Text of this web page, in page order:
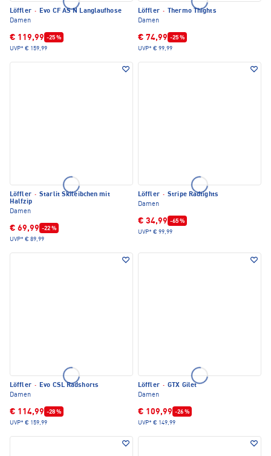
Löffler · Evo CF AS N Langlaufhose
Damen
€ 119,99 -25 %
UVP* € 159,99
Löffler ·
Thermo Thights
Damen
€ 74,99 -25 %
UVP* € 99,99
Löffler · Starlit Skileibchen mit
Halfzip
Damen
€ 69,99 -22 %
UVP* € 89,99
Löffler · Stripe Radtights
Damen
€ 34,99 -65 %
UVP* € 99,99
Löffler · Evo CSL Radshorts
Damen
€ 114,99 -28 %
UVP* € 159,99
Löffler · GTX Gilet
Damen
€ 109,99 -26 %
UVP* € 149,99